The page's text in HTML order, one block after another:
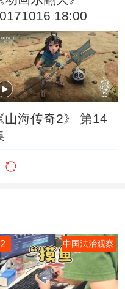
18:00
山海传奇2》 第14
2 中国法治观察